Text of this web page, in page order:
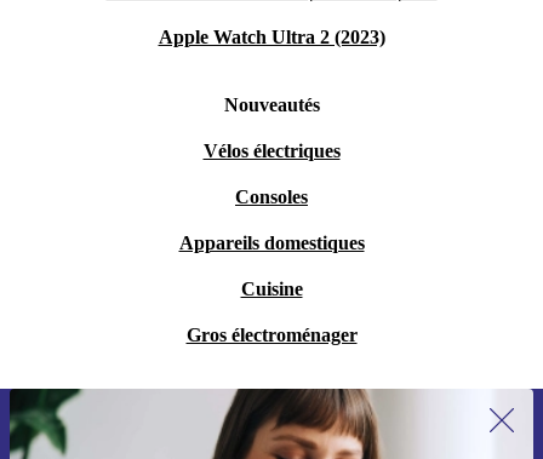
Apple Watch Ultra 2 (2023)
Nouveautés
Vélos électriques
Consoles
Appareils domestiques
Cuisine
Gros électroménager
Recevoir offres et infos de refurbed